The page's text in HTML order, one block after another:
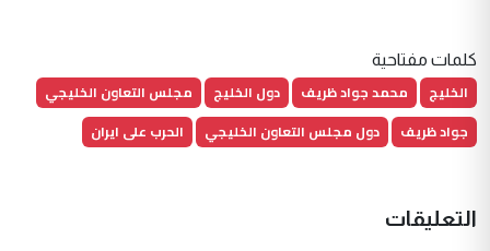
كلمات مفتاحية
الخليج محمد جواد ظريف دول الخليج
مجلس التعاون الخليجي
جواد ظريف
دول مجلس التعاون الخليجي الحرب على ايران
التعليقات